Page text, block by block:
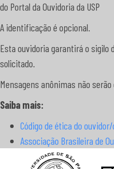
do Portal da Ouvidoria da USP
A identificação é opcional.
Esta ouvidoria garantirá o sigilo
solicitado.
Mensagens anônimas não
Saiba mais:
Código de ética do
Associação Brasileira de